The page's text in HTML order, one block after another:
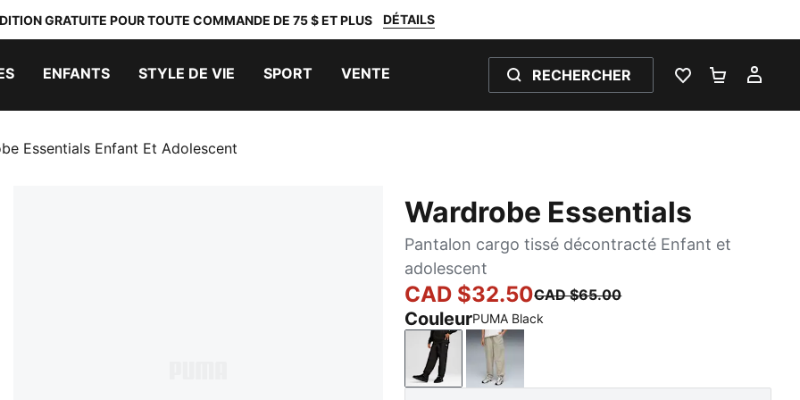
GRATUITE POUR TOUTE COMMANDE DE 75 $ ET PLUS DÉTAILS
ENFANTS STYLE DE VIE SPORT VENTE RECHERCHER
LISTE DEPANIER 0
Essentials Enfant Et Adolescent
Wardrobe Essentials
Pantalon cargo tissé décontracté Enfant et
adolescent
CAD $32.50CAD $65.00
CouleurPUMA Black
PUMA BlackPebble Gray